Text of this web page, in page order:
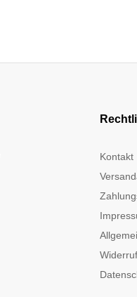
Kontakt